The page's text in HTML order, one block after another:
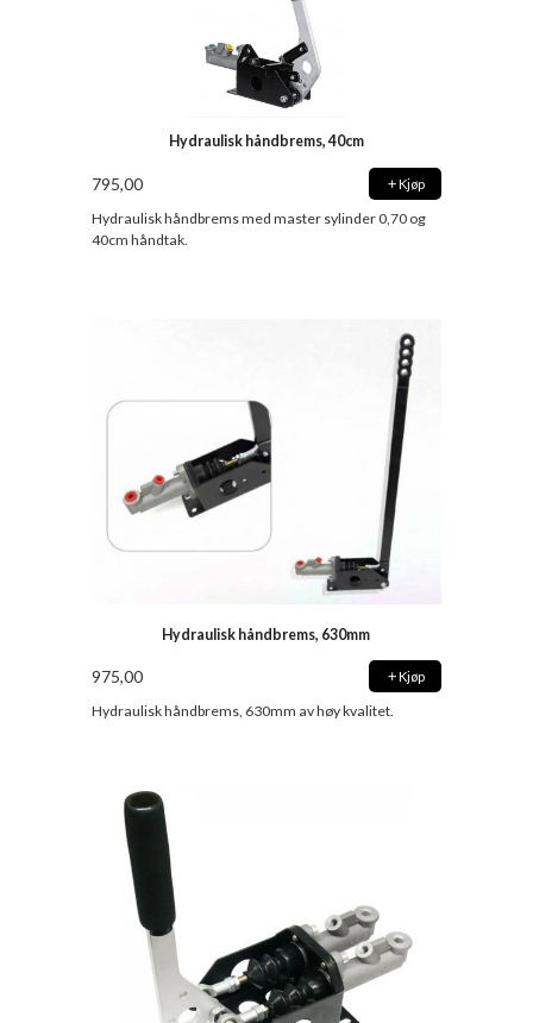
Hydraulisk håndbrems, 40cm
795,00 Kjøp
Hydraulisk håndbrems med master sylinder 0,70 og
40cm håndtak.
Hydraulisk håndbrems, 630mm
975,00 Kjøp
Hydraulisk håndbrems, 630mm av høy kvalitet.